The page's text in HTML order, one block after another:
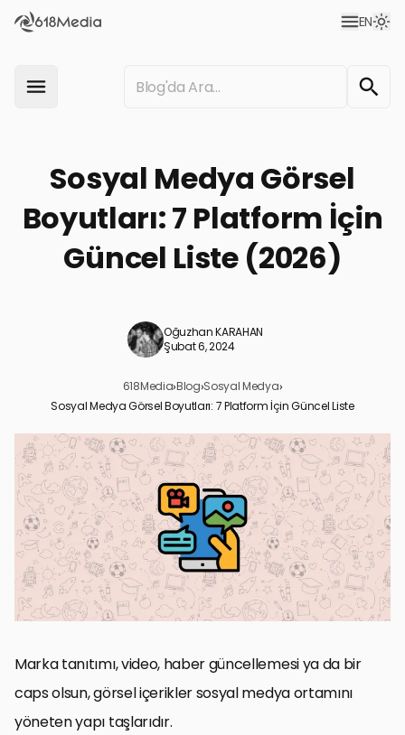
EN
Sosyal Medya Görsel
Boyutları: 7 Platform İçin
Güncel Liste (2026)
Oğuzhan KARAHAN
Şubat 6, 2024
618Media›Blog›Sosyal Medya›
Sosyal Medya Görsel Boyutları: 7 Platform İçin Güncel Liste
Görseller markanız için hayati önem taşır!
Farklı Sosyal Medya Ağlarında Sosyal Medya Görsel Boyutları
1. Facebook Görsel Boyutları
Twitter Görsel Boyutları
Instagram Görsel Boyutları
LinkedIn Görsel Boyutları
Pinterest Görsel Boyutları
YouTube Görsel Boyutları
Marka tanıtımı, video, haber güncellemesi ya da bir
caps olsun, görsel içerikler sosyal medya ortamını
yöneten yapı taşlarıdır.